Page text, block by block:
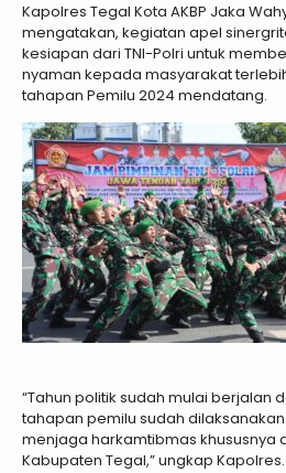
Kapolres Tegal Kota AKBP Jaka
mengatakan, kegiatan apel
kesiapan dari TNI-Polri untuk
nyaman kepada masyarakat
tahapan Pemilu 2024 mendatang.
“Tahun politik sudah mulai berjalan
tahapan pemilu sudah
menjaga harkamtibmas khususnya
Kabupaten Tegal,” ungkap Kapolres.